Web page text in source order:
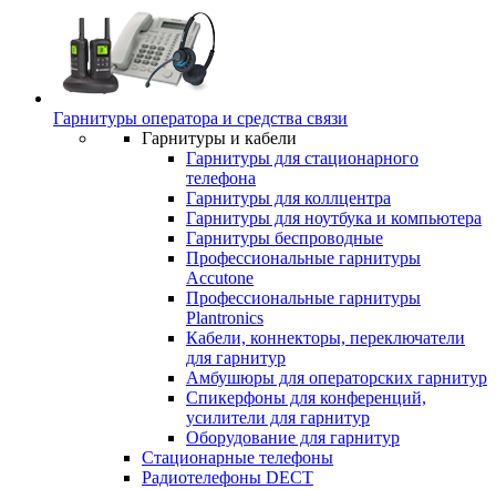
Гарнитуры оператора и средства связи
Гарнитуры и кабели
Гарнитуры для стационарного
телефона
Гарнитуры для коллцентра
Гарнитуры для ноутбука и компьютера
Гарнитуры беспроводные
Профессиональные гарнитуры
Accutone
Профессиональные гарнитуры
Plantronics
Кабели, коннекторы, переключатели
для гарнитур
Амбушюры для операторских гарнитур
Cпикерфоны для конференций,
усилители для гарнитур
Оборудование для гарнитур
Стационарные телефоны
Радиотелефоны DECT